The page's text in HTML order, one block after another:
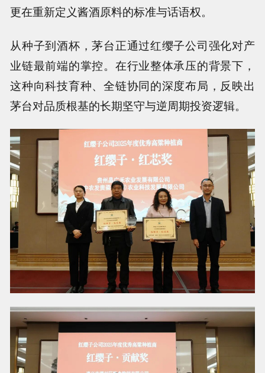
更在重新定义酱酒原料的标准与话语权。
从种子到酒杯，茅台正通过红缨子公司强化对产
业链最前端的掌控。在行业整体承压的背景下，
这种向科技育种、全链协同的深度布局，反映出
茅台对品质根基的长期坚守与逆周期投资逻辑。